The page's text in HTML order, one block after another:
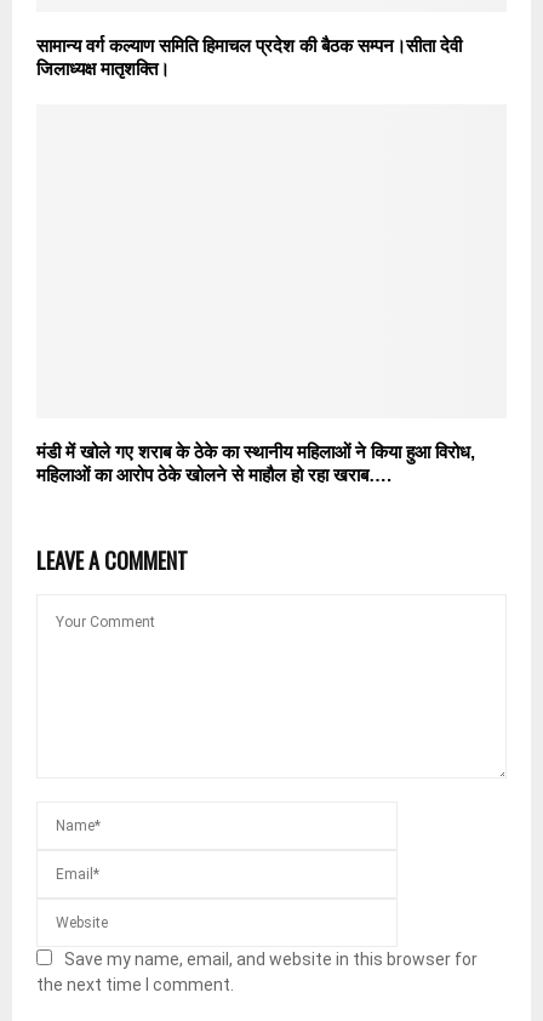
सामान्य वर्ग कल्याण समिति हिमाचल प्रदेश की बैठक सम्पन।सीता देवी
जिलाध्यक्ष मातृशक्ति।
मंडी में खोले गए शराब के ठेके का स्थानीय महिलाओं ने किया हुआ विरोध,
महिलाओं का आरोप ठेके खोलने से माहौल हो रहा खराब….
LEAVE A COMMENT
Save my name, email, and website in this browser for
the next time I comment.